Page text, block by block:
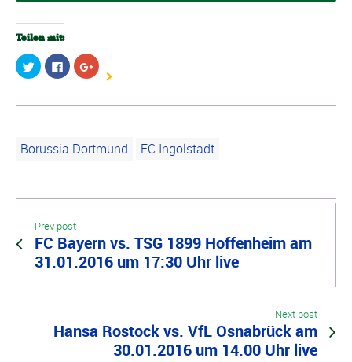
Teilen mit:
Klick,
um
über
teilen
Fenster
geöffnet)
Klick,
um
teilen
Fenster
geöffnet)
Zum
Teilen
auf
(Wird
geöffnet)
Borussia Dortmund FC Ingolstadt
Prev post
FC Bayern vs. TSG 1899 Hoffenheim am
31.01.2016 um 17:30 Uhr live
Next post
Hansa Rostock vs. VfL Osnabrück am
30.01.2016 um 14.00 Uhr live